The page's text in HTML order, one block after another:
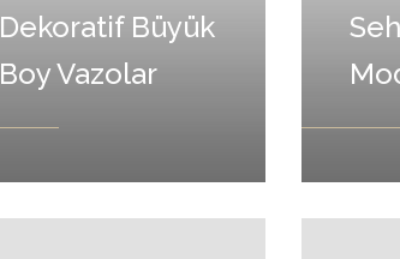
Dekoratif Büyük
Boy Vazolar